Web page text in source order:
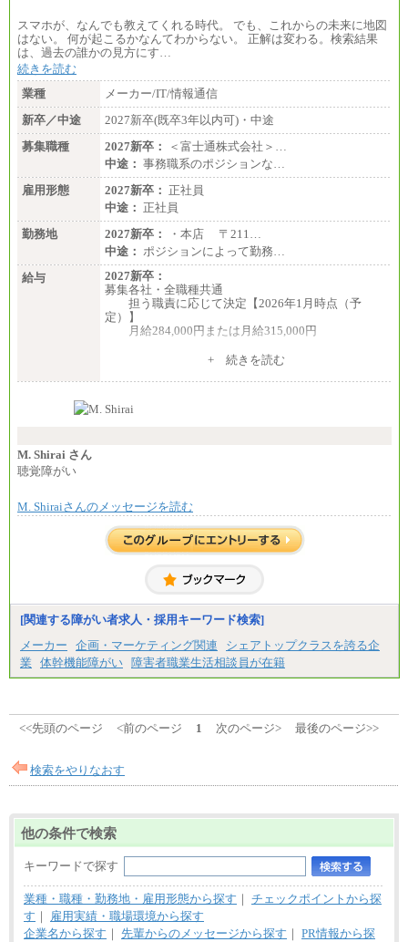
スマホが、なんでも教えてくれる時代。 でも、これからの未来に地図
はない。 何が起こるかなんてわからない。 正解は変わる。検索結果
は、過去の誰かの見方にす…
続きを読む
業種
メーカー/IT/情報通信
新卒／中途
2027新卒(既卒3年以内可)・中途
募集職種
2027新卒：
＜富士通株式会社＞…
中途： 事務職系のポジションな…
雇用形態
2027新卒： 正社員
中途： 正社員
勤務地
2027新卒：
・本店 〒211…
中途： ポジションによって勤務…
給与
2027新卒：
募集各社・全職種共通
担う職責に応じて決定【2026年1月時点（予
定）】
月給284,000円または月給315,000円
※入社後早期から、自律的な業務遂行が求めら
す。
い職責を担う方については、さらに高い金額を個別
※上記に加え、所定労働時間外に勤務をした場
※試用期間中も給与に変更はございません。
＜募集各社・全職種共通＞
月給21万円以上～
※試用期間中の給与に変更はありません。
ます。
+ 続きを読む
M. Shirai さん
聴覚障がい
M. Shiraiさんのメッセージを読む
[関連する障がい者求人・採用キーワード検索]
メーカー
企画・マーケティング関連
シェアトップクラスを誇る企
業
体幹機能障がい 障害者職業生活相談員が在籍
<<先頭のページ <前のページ 1 次のページ> 最後のページ>>
検索をやりなおす
他の条件で検索
キーワードで探す
業種・職種・勤務地・雇用形態から探す ｜ チェックポイントから探
す ｜
雇用実績・職場環境から探す
企業名から探す ｜ 先輩からのメッセージから探す ｜ PR情報から探